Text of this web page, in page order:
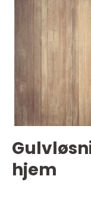
hjem